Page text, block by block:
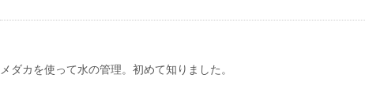
メダカを使って水の管理。初めて知りました。